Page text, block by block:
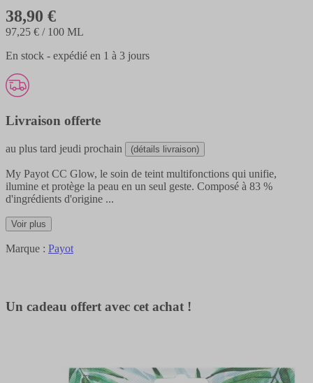
38,90 €
97,25 € / 100 ML
En stock - expédié en 1 à 3 jours
Livraison offerte
au plus tard jeudi prochain (détails livraison)
My Payot CC Glow, le soin de teint multifonctions qui unifie,
ilumine et protège la peau en un seul geste. Composé à 83 %
d'ingrédients d'origine ...
Voir plus
Marque : Payot
Un cadeau offert avec cet achat !